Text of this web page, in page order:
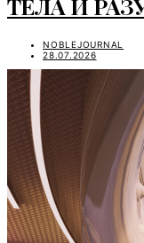
NOBLEJOURNAL
28.07.2026